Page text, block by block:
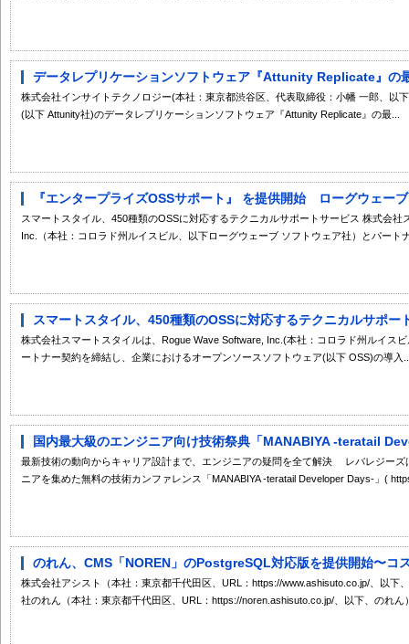
データレプリケーションソフトウェア『Attunity Replicate』の
株式会社インサイトテクノロジー(本社：東京都渋谷区、代表取締役：小幡 一郎、以
(以下 Attunity社)のデータレプリケーションソフトウェア『Attunity Replicate』の最...
『エンタープライズOSSサポート』 を提供開始 ローグウェー
スマートスタイル、450種類のOSSに対応するテクニカルサポートサービス 株式会社
Inc.（本社：コロラド州ルイスビル、以下ローグウェーブ ソフトウェア社）とパート
スマートスタイル、450種類のOSSに対応するテクニカルサポー
株式会社スマートスタイルは、Rogue Wave Software, Inc.(本社：コロラド州ルイス
ートナー契約を締結し、企業におけるオープンソースソフトウェア(以下 OSS)の導入
国内最大級のエンジニア向け技術祭典「MANABIYA -teratail
最新技術の動向からキャリア設計まで、エンジニアの疑問を全て解決 レバレジーズ
ニアを集めた無料の技術カンファレンス「MANABIYA -teratail Developer Days-」(
のれん、CMS「NOREN」のPostgreSQL対応版を提供開始〜コ
株式会社アシスト（本社：東京都千代田区、URL：https://www.ashisuto.co.jp/、以下
社のれん（本社：東京都千代田区、URL：https://noren.ashisuto.co.jp/、以下、のれん